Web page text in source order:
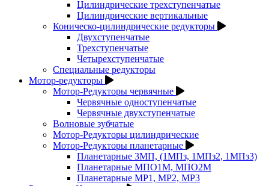
Цилиндрические трехступенчатые
Цилиндрические вертикальные
Коническо-цилиндрические редукторы
Двухступенчатые
Трехступенчатые
Четырехступенчатые
Специальные редукторы
Мотор-редукторы
Мотор-Редукторы червячные
Червячные одноступенчатые
Червячные двухступенчатые
Волновые зубчатые
Мотор-Редукторы цилиндрические
Мотор-Редукторы планетарные
Планетарные 3МП, (1МПз, 1МПз2, 1МПз3)
Планетарные МПО1М, МПО2М
Планетарные МР1, МР2, МР3